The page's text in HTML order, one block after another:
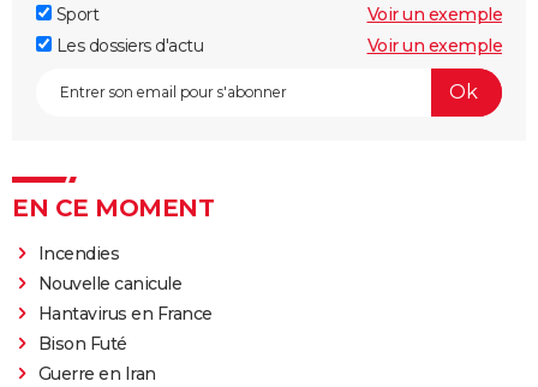
Sport
Voir un exemple
Les dossiers d'actu
Voir un exemple
EN CE MOMENT
Incendies
Nouvelle canicule
Hantavirus en France
Bison Futé
Guerre en Iran